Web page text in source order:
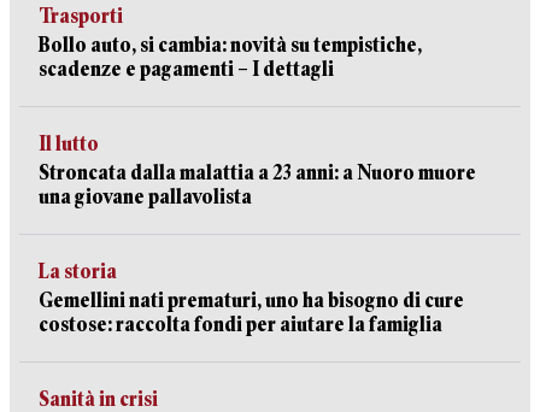
Trasporti
Bollo auto, si cambia: novità su tempistiche,
scadenze e pagamenti – I dettagli
Il lutto
Stroncata dalla malattia a 23 anni: a Nuoro muore
una giovane pallavolista
La storia
Gemellini nati prematuri, uno ha bisogno di cure
costose: raccolta fondi per aiutare la famiglia
Sanità in crisi